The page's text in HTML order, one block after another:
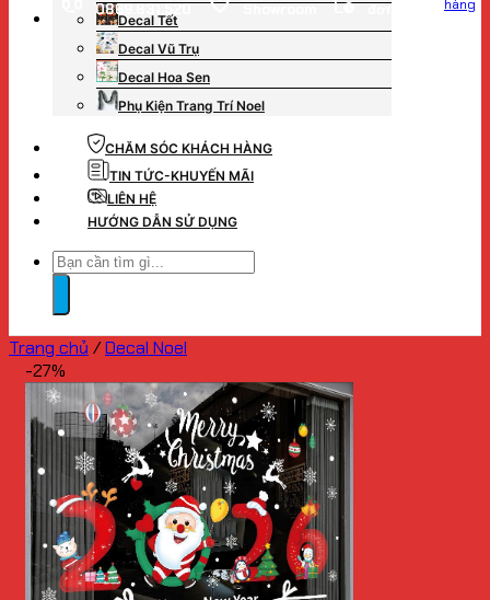
0869.831.520
Showroom
đơn hàng
hàng
Decal Tết
Decal Vũ Trụ
Decal Hoa Sen
Phụ Kiện Trang Trí Noel
CHĂM SÓC KHÁCH HÀNG
TIN TỨC-KHUYẾN MÃI
LIÊN HỆ
HƯỚNG DẪN SỬ DỤNG
Tìm
kiếm:
Trang chủ /Decal Noel
-27%